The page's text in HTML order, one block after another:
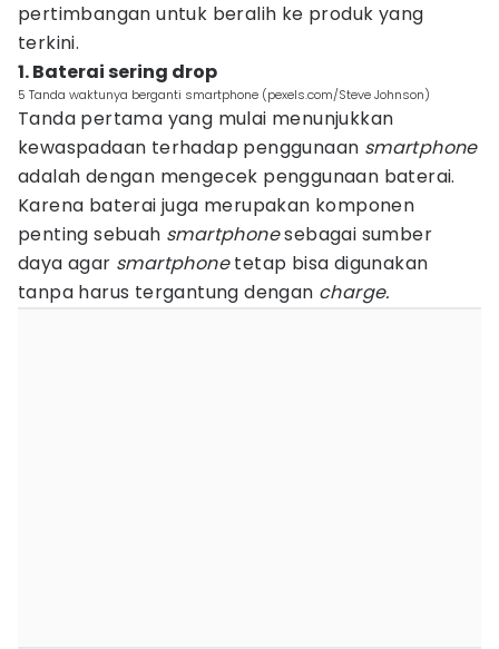
pertimbangan untuk beralih ke produk yang
terkini.
1. Baterai sering drop
5 Tanda waktunya berganti smartphone (pexels.com/Steve Johnson)
Tanda pertama yang mulai menunjukkan
kewaspadaan terhadap penggunaan smartphone
adalah dengan mengecek penggunaan baterai.
Karena baterai juga merupakan komponen
penting sebuah smartphonesebagai sumber
daya agar smartphonetetap bisa digunakan
tanpa harus tergantung dengan charge.